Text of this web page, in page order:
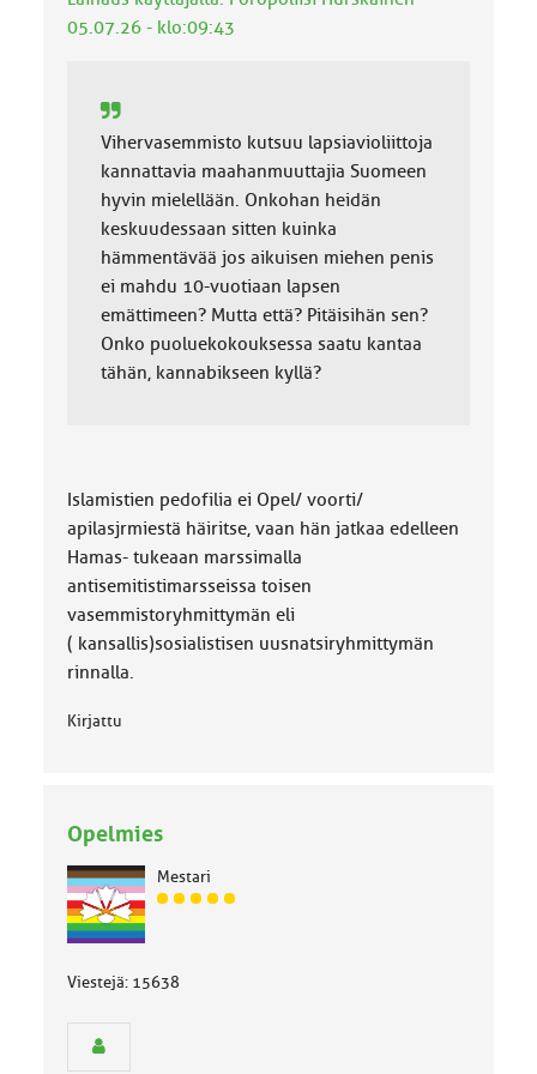
:05.07.26 - klo:09:43
Vihervasemmisto kutsuu lapsiavioliittoja
kannattavia maahanmuuttajia Suomeen
hyvin mielellään. Onkohan heidän
keskuudessaan sitten kuinka
hämmentävää jos aikuisen miehen penis
ei mahdu 10-vuotiaan lapsen
emättimeen? Mutta että? Pitäisihän sen?
Onko puoluekokouksessa saatu kantaa
tähän, kannabikseen kyllä?
Islamistien pedofilia ei Opel/ voorti/
apilasjrmiestä häiritse, vaan hän jatkaa edelleen
Hamas- tukeaan marssimalla
antisemitistimarsseissa toisen
vasemmistoryhmittymän eli
( kansallis)sosialistisen uusnatsiryhmittymän
rinnalla.
Kirjattu
Opelmies
Mestari
J
e
n
Viestejä: 15638